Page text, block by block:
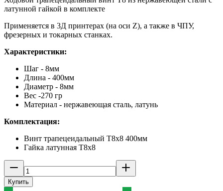
латунной гайкой в комплекте
Применяется в 3Д принтерах (на оси Z), а также в ЧПУ,
фрезерных и токарных станках.
Характеристики:
Шаг - 8мм
Длина - 400мм
Диаметр - 8мм
Вес -270 гр
Материал - нержавеющая сталь, латунь
Комплектация:
Винт трапецеидальный T8x8 400мм
Гайка латунная T8x8
Купить